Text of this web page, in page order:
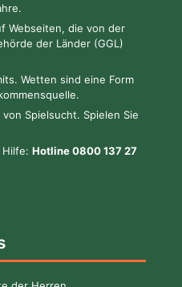
Webseiten, die von der
der Länder (GGL)
Wetten sind eine Form
Spielsucht. Spielen Sie
Hotline 0800 137 27